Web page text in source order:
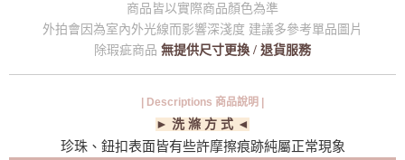
商品皆以實際商品顏色為準
外拍會因為室內外光線而影響深淺度 建議多參考單品圖片
除瑕疵商品 無提供尺寸更換 / 退貨服務
| Descriptions 商品說明 |
► 洗 滌 方 式 ◄
珍珠、鈕扣表面皆有些許摩擦痕跡純屬正常現象